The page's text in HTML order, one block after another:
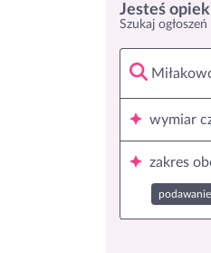
Jesteś
Szukaj
wymiar
zakres